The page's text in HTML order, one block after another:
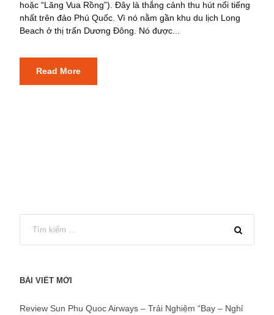
hoặc “Lăng Vua Rồng”). Đây là thắng cảnh thu hút nổi tiếng
nhất trên đảo Phú Quốc. Vì nó nằm gần khu du lịch Long
Beach ở thị trấn Dương Đông. Nó được...
Read More
BÀI VIẾT MỚI
Review Sun Phu Quoc Airways – Trải Nghiệm “Bay – Nghỉ